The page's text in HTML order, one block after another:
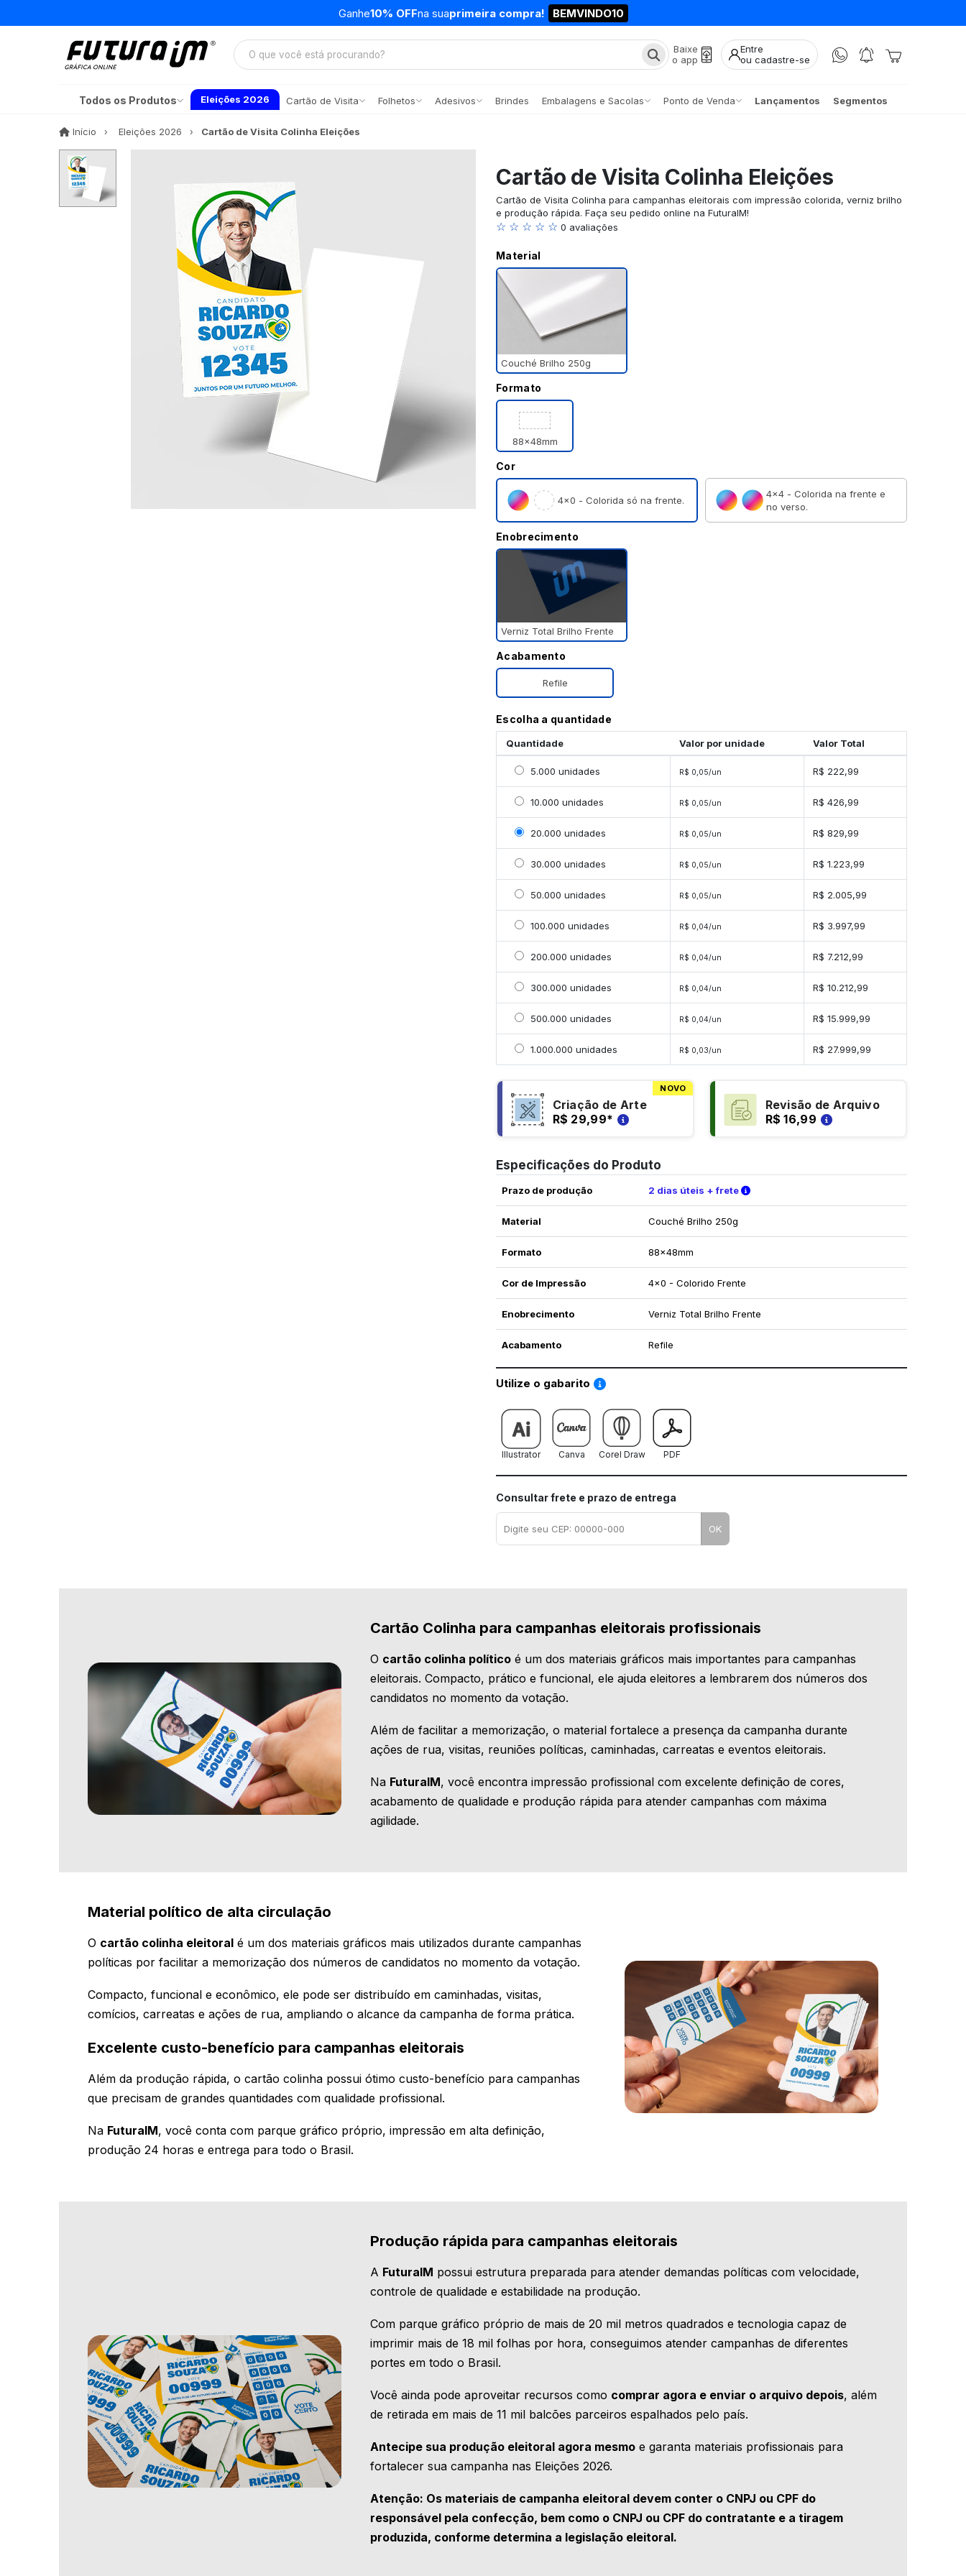
Ganhe10% OFFna suaprimeira compra! BEMVINDO10
Baixe
o app
Entre
ou cadastre-se
Todos os Produtos Eleições 2026 Cartão de Visita Folhetos Adesivos Brindes Embalagens e Sacolas Ponto de Venda Lançamentos Segmentos
Início InícioEleições 2026 Cartão de Visita Colinha Eleições
Cartão de Visita Colinha Eleições
Cartão de Visita Colinha para campanhas eleitorais com impressão colorida, verniz brilho
e produção rápida. Faça seu pedido online na FuturaIM!
☆ ☆ ☆ ☆ ☆ 0 avaliações
Material
Couché Brilho 250g
Formato
88x48mm
Cor
4×0 - Colorida só na frente.
4×4 - Colorida na frente e
no verso.
Enobrecimento
Verniz Total Brilho Frente
Acabamento
Refile
Escolha a quantidade
Quantidade Valor por unidade Valor Total
Selecionar 5000 unidades
5.000 unidades R$ 0,05/un R$ 222,99
Selecionar 10000 unidades
10.000 unidades R$ 0,05/un R$ 426,99
Selecionar 20000 unidades
20.000 unidades R$ 0,05/un R$ 829,99
Selecionar 30000 unidades
30.000 unidades R$ 0,05/un R$ 1.223,99
Selecionar 50000 unidades
50.000 unidades R$ 0,05/un R$ 2.005,99
Selecionar 100000 unidades
100.000 unidades R$ 0,04/un R$ 3.997,99
Selecionar 200000 unidades
200.000 unidades R$ 0,04/un R$ 7.212,99
Selecionar 300000 unidades
300.000 unidades R$ 0,04/un R$ 10.212,99
Selecionar 500000 unidades
500.000 unidades R$ 0,04/un R$ 15.999,99
Selecionar 1000000 unidades
1.000.000 unidades R$ 0,03/un R$ 27.999,99
NOVO
Criação de Arte
R$ 29,99*
Revisão de Arquivo
R$ 16,99
Especificações do Produto
Prazo de produção 2 dias úteis + frete Verifique as condições de entrega
Material Couché Brilho 250g
Formato 88x48mm
Cor de Impressão 4x0 - Colorido Frente
Enobrecimento Verniz Total Brilho Frente
Acabamento Refile
Utilize o gabarito Saiba como utilizar os nossos gabaritos
Illustrator Canva Corel Draw PDF
Consultar frete e prazo de entrega
OK
Cartão Colinha para campanhas eleitorais profissionais
O cartão colinha político é um dos materiais gráficos mais importantes para campanhas
eleitorais. Compacto, prático e funcional, ele ajuda eleitores a lembrarem dos números dos
candidatos no momento da votação.
Além de facilitar a memorização, o material fortalece a presença da campanha durante
ações de rua, visitas, reuniões políticas, caminhadas, carreatas e eventos eleitorais.
Na FuturaIM, você encontra impressão profissional com excelente definição de cores,
acabamento de qualidade e produção rápida para atender campanhas com máxima
agilidade.
Material político de alta circulação
O cartão colinha eleitoral é um dos materiais gráficos mais utilizados durante campanhas
políticas por facilitar a memorização dos números de candidatos no momento da votação.
Compacto, funcional e econômico, ele pode ser distribuído em caminhadas, visitas,
comícios, carreatas e ações de rua, ampliando o alcance da campanha de forma prática.
Excelente custo-benefício para campanhas eleitorais
Além da produção rápida, o cartão colinha possui ótimo custo-benefício para campanhas
que precisam de grandes quantidades com qualidade profissional.
Na FuturaIM, você conta com parque gráfico próprio, impressão em alta definição,
produção 24 horas e entrega para todo o Brasil.
Produção rápida para campanhas eleitorais
A FuturaIM possui estrutura preparada para atender demandas políticas com velocidade,
controle de qualidade e estabilidade na produção.
Com parque gráfico próprio de mais de 20 mil metros quadrados e tecnologia capaz de
imprimir mais de 18 mil folhas por hora, conseguimos atender campanhas de diferentes
portes em todo o Brasil.
Você ainda pode aproveitar recursos como comprar agora e enviar o arquivo depois, além
de retirada em mais de 11 mil balcões parceiros espalhados pelo país.
Antecipe sua produção eleitoral agora mesmo e garanta materiais profissionais para
fortalecer sua campanha nas Eleições 2026.
Atenção: Os materiais de campanha eleitoral devem conter o CNPJ ou CPF do
responsável pela confecção, bem como o CNPJ ou CPF do contratante e a tiragem
produzida, conforme determina a legislação eleitoral.